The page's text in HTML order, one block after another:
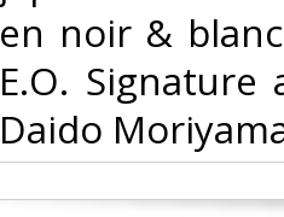
en noir &
E.O.
Daido